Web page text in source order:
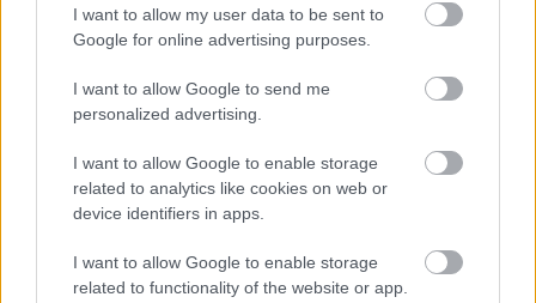
I want to allow my user data to be sent to
Google for online advertising purposes.
I want to allow Google to send me
personalized advertising.
I want to allow Google to enable storage
related to analytics like cookies on web or
device identifiers in apps.
I want to allow Google to enable storage
related to functionality of the website or app.
Minden idők legjövedelmezőbbje és
legdrágábbja volt az amerikai foci vb -
gyorsmérleg
HÍREK 2026. júl. 20.